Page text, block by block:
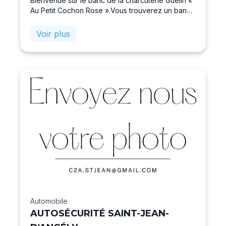
Au Petit Cochon Rose ».Vous trouverez un banc
cuisinés.
Voir plus
Automobile
AUTOSÉCURITÉ SAINT-JEAN-